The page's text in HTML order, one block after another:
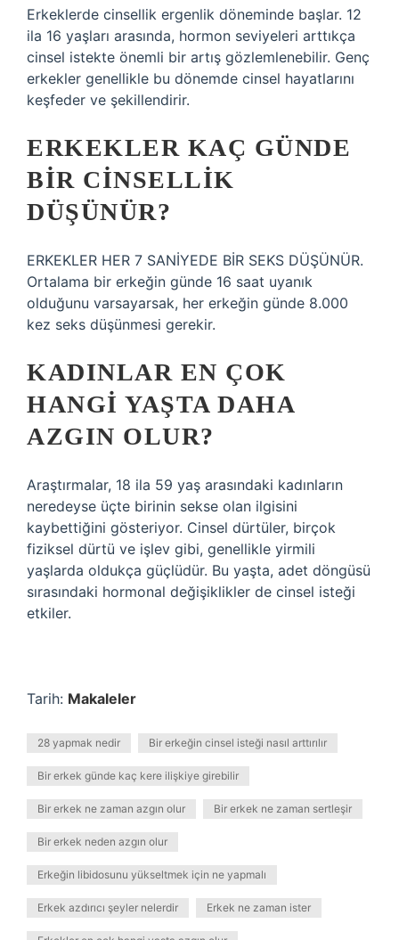
Erkeklerde cinsellik ergenlik döneminde başlar. 12
ila 16 yaşları arasında, hormon seviyeleri arttıkça
cinsel istekte önemli bir artış gözlemlenebilir. Genç
erkekler genellikle bu dönemde cinsel hayatlarını
keşfeder ve şekillendirir.
ERKEKLER KAÇ GÜNDE
BIR CINSELLIK
DÜŞÜNÜR?
ERKEKLER HER 7 SANİYEDE BİR SEKS DÜŞÜNÜR.
Ortalama bir erkeğin günde 16 saat uyanık
olduğunu varsayarsak, her erkeğin günde 8.000
kez seks düşünmesi gerekir.
KADINLAR EN ÇOK
HANGI YAŞTA DAHA
AZGIN OLUR?
Araştırmalar, 18 ila 59 yaş arasındaki kadınların
neredeyse üçte birinin sekse olan ilgisini
kaybettiğini gösteriyor. Cinsel dürtüler, birçok
fiziksel dürtü ve işlev gibi, genellikle yirmili
yaşlarda oldukça güçlüdür. Bu yaşta, adet döngüsü
sırasındaki hormonal değişiklikler de cinsel isteği
etkiler.
Tarih: Makaleler
28 yapmak nedir Bir erkeğin cinsel isteği nasıl arttırılır
Bir erkek günde kaç kere ilişkiye girebilir
Bir erkek ne zaman azgın olur Bir erkek ne zaman sertleşir
Bir erkek neden azgın olur
Erkeğin libidosunu yükseltmek için ne yapmalı
Erkek azdırıcı şeyler nelerdir Erkek ne zaman ister